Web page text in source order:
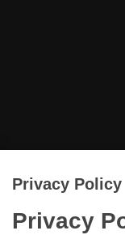
Privacy Policy
Privacy